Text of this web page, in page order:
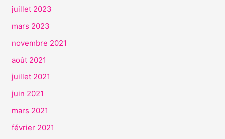
juillet 2023
mars 2023
novembre 2021
août 2021
juillet 2021
juin 2021
mars 2021
février 2021